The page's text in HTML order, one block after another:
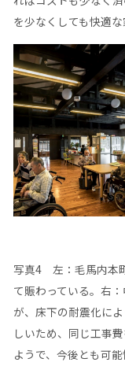
を少なくしても快適
写真4 左：毛馬内本
て賑わっている。右
が、床下の耐震化に
しいため、同じ工事
ようで、今後とも可能